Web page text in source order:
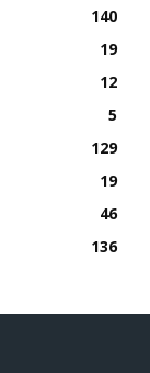
140
19
12
5
129
19
46
136